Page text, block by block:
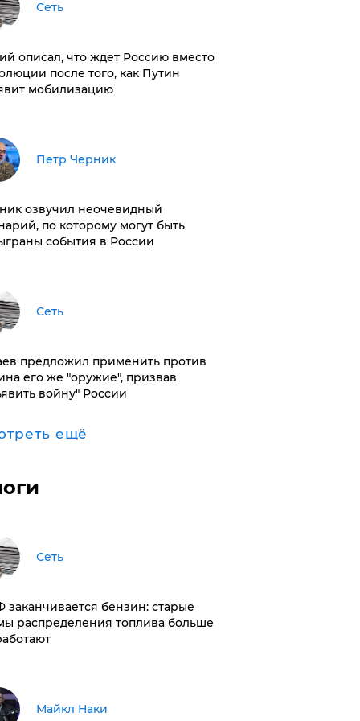
Сеть
описал, что ждет Россию вместо
после того, как Путин
мобилизацию
Петр Черник
озвучил неочевидный
по которому могут быть
события в России
Сеть
предложил применить против
его же "оружие", призвав
войну" России
ещё
Сеть
заканчивается бензин: старые
распределения топлива больше
Майкл Наки